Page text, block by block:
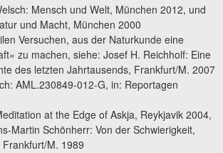
Mensch und Welt, München 2012, und
und Macht, München 2000
Versuchen, aus der Naturkunde eine
zu machen, siehe: Josef H. Reichholf: Eine
des letzten Jahrtausends, Frankfurt/M. 2007
AML.230849-012-G, in: Reportagen
at the Edge of Askja, Reykjavik 2004,
Martin Schönherr: Von der Schwierigkeit,
M. 1989